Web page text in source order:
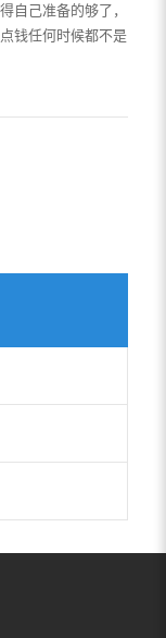
自己准备的够了，
钱任何时候都不是